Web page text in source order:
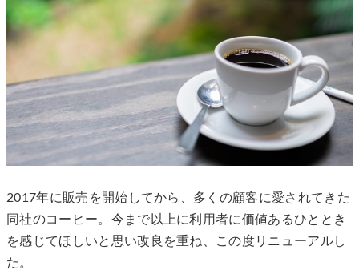
2017年に販売を開始してから、多くの顧客に愛されてきた
同社のコーヒー。今まで以上に利用者に価値あるひととき
を感じてほしいと思い改良を重ね、この度リニューアルし
た。